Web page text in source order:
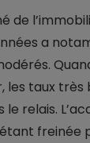
de
a
taux très
relais.
freinée